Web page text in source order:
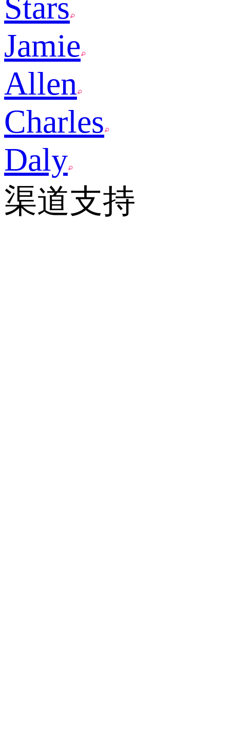
Stars
Jamie
Allen
Charles
Daly
渠道支持